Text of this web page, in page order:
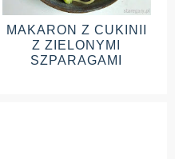
MAKARON Z CUKINII
Z ZIELONYMI
SZPARAGAMI